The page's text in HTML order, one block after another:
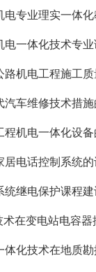
专业理实一体化
一体化技术专业
机电工程施工质
车维修技术措施
机电一体化设备
电话控制系统的
继电保护课程建
在变电站电容器
化技术在地质勘